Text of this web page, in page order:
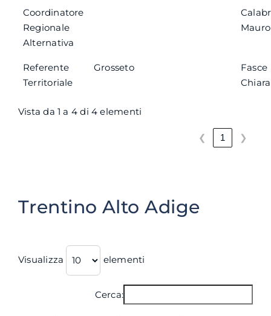
Coordinatore
Regionale
Alternativa
Mauro
Referente
Territoriale
Grosseto
Fasce
Chiara
Vista da 1 a 4 di 4 elementi
❮ 1 ❯
Trentino Alto Adige
Visualizza elementi
Cerca: